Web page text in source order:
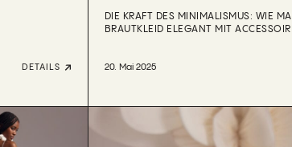
DETAILS
DIE KRAFT DES MINIMALISMUS: WIE
BRAUTKLEID ELEGANT MIT
20. Mai 2025